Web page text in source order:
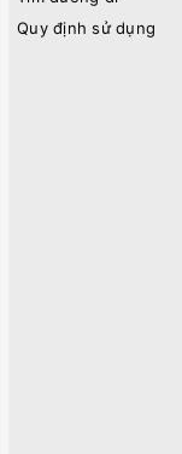
Quy định sử dụng